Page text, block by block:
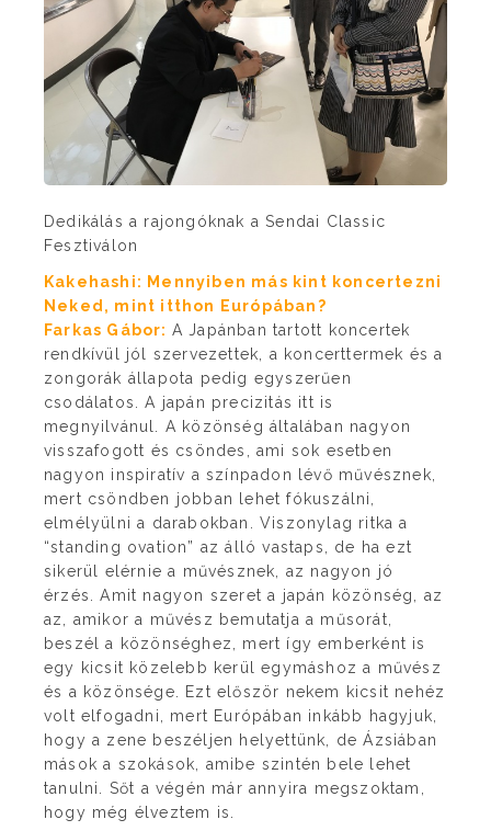
Dedikálás a rajongóknak a Sendai Classic
Fesztiválon
Kakehashi: Mennyiben más kint koncertezni
Neked, mint itthon Európában?
Farkas Gábor: A Japánban tartott koncertek
rendkívül jól szervezettek, a koncerttermek és a
zongorák állapota pedig egyszerűen
csodálatos. A japán precizitás itt is
megnyilvánul. A közönség általában nagyon
visszafogott és csöndes, ami sok esetben
nagyon inspiratív a színpadon lévő művésznek,
mert csöndben jobban lehet fókuszálni,
elmélyülni a darabokban. Viszonylag ritka a
“standing ovation” az álló vastaps, de ha ezt
sikerül elérnie a művésznek, az nagyon jó
érzés. Amit nagyon szeret a japán közönség, az
az, amikor a művész bemutatja a műsorát,
beszél a közönséghez, mert így emberként is
egy kicsit közelebb kerül egymáshoz a művész
és a közönsége. Ezt először nekem kicsit nehéz
volt elfogadni, mert Európában inkább hagyjuk,
hogy a zene beszéljen helyettünk, de Ázsiában
mások a szokások, amibe szintén bele lehet
tanulni. Sőt a végén már annyira megszoktam,
hogy még élveztem is.